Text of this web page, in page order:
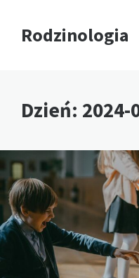
Rodzinologia
Dzień: 2024-